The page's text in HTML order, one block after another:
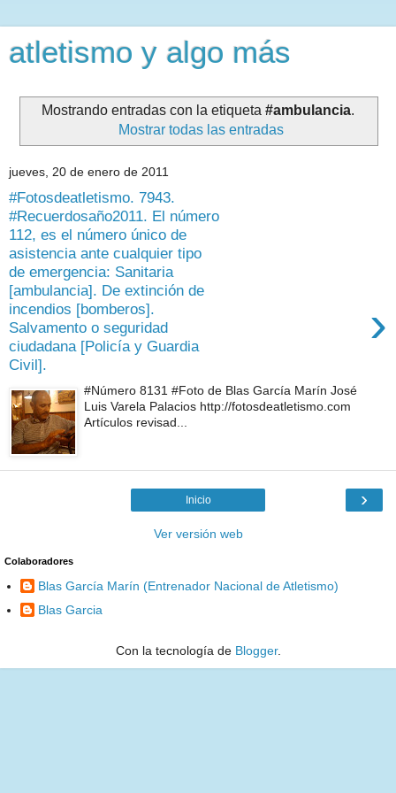
atletismo y algo más
Mostrando entradas con la etiqueta #ambulancia.
Mostrar todas las entradas
jueves, 20 de enero de 2011
#Fotosdeatletismo. 7943.
#Recuerdosaño2011. El número
112, es el número único de
asistencia ante cualquier tipo
de emergencia: Sanitaria
[ambulancia]. De extinción de
incendios [bomberos].
Salvamento o seguridad
ciudadana [Policía y Guardia
Civil].
›
#Número 8131 #Foto de Blas García Marín José
Luis Varela Palacios http://fotosdeatletismo.com
Artículos revisad...
›
Inicio
Ver versión web
Colaboradores
Blas García Marín (Entrenador Nacional de Atletismo)
Blas Garcia
Con la tecnología de Blogger.